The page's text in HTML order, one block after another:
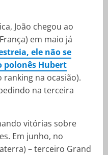
João chegou ao
em maio já
ele não se
polonês Hubert
ranking na ocasião).
na terceira
vitórias sobre
Em junho, no
– terceiro Grand